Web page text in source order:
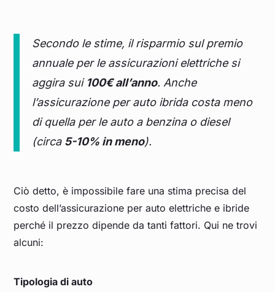
Secondo le stime, il risparmio sul premio
annuale per le assicurazioni elettriche si
aggira sui 100€ all’anno. Anche
l’assicurazione per auto ibrida costa meno
di quella per le auto a benzina o diesel
(circa 5-10% in meno).
Ciò detto, è impossibile fare una stima precisa del
costo dell’assicurazione per auto elettriche e ibride
perché il prezzo dipende da tanti fattori. Qui ne trovi
alcuni:
Tipologia di auto